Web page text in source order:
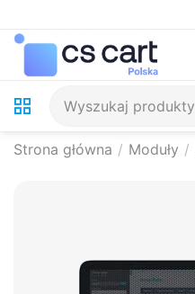
Strona główna / Moduły /